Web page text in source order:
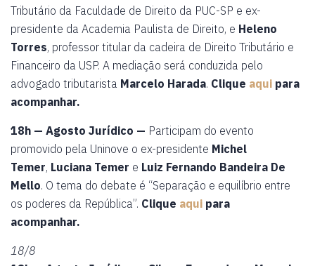
Tributário da Faculdade de Direito da PUC-SP e ex-
presidente da Academia Paulista de Direito, e Heleno
Torres, professor titular da cadeira de Direito Tributário e
Financeiro da USP. A mediação será conduzida pelo
advogado tributarista Marcelo Harada. Clique aqui para
acompanhar.
18h — Agosto Jurídico — Participam do evento
promovido pela Uninove o ex-presidente Michel
Temer, Luciana Temer e Luiz Fernando Bandeira De
Mello. O tema do debate é “Separação e equilíbrio entre
os poderes da República”. Clique aqui para
acompanhar.
18/8